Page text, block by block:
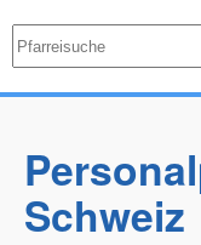
Schweiz